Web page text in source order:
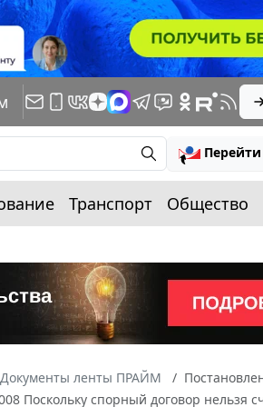
Транспорт Общество
Документы ленты ПРАЙМ
Поскольку спорный договор нельзя